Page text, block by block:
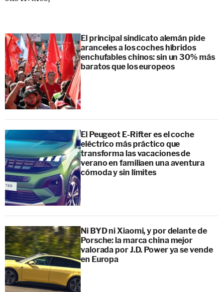
El principal sindicato alemán pide
aranceles a los coches híbridos
enchufables chinos: sin un 30% más
baratos que los europeos
El Peugeot E-Rifter es el coche
eléctrico más práctico que
transforma las vacaciones de
verano en familiaen una aventura
cómoda y sin límites
Ni BYD ni Xiaomi, y por delante de
Porsche: la marca china mejor
valorada por J.D. Power ya se vende
en Europa